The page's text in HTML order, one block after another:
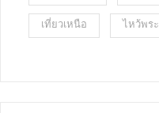
เที่ยวเหนือ ไหว้พระ